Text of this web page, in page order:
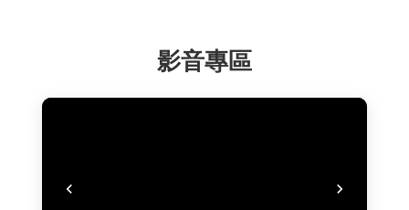
影音專區